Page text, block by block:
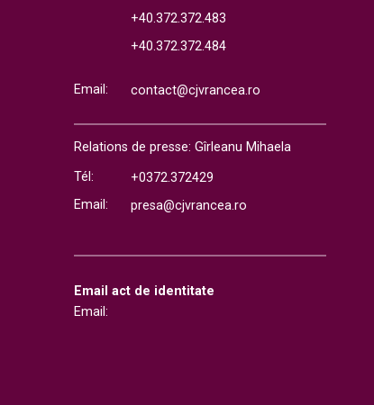
+40.372.372.483
+40.372.372.484
Email: contact@cjvrancea.ro
Relations de presse: Gîrleanu Mihaela
Tél:
+0372.372429
Email:
presa@cjvrancea.ro
Email act de identitate
Email: